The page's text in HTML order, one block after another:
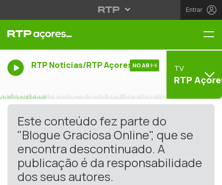
Entrar
RTP Noticias/RTP Açores NO AR TV
RTP
Este conteúdo fez parte do
"Blogue Graciosa Online", que se
encontra descontinuado. A
publicação é da responsabilidade
dos seus autores.